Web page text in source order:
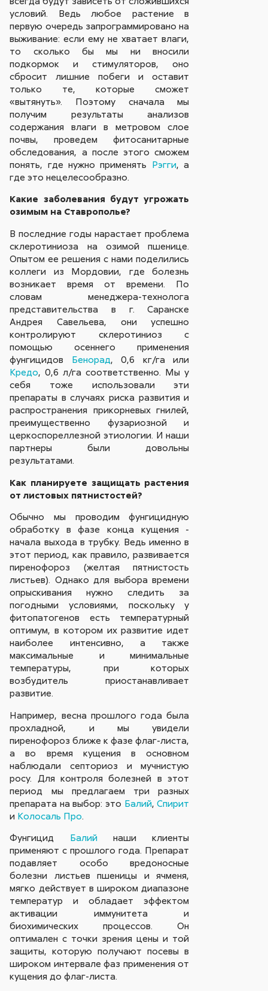
условий. Ведь любое растение в
первую очередь запрограммировано на
выживание: если ему не хватает влаги,
то сколько бы мы ни вносили
подкормок и стимуляторов, оно
сбросит лишние побеги и оставит
только те, которые сможет
«вытянуть». Поэтому сначала мы
получим результаты анализов
содержания влаги в метровом слое
почвы, проведем фитосанитарные
обследования, а после этого сможем
понять, где нужно применять Рэгги, а
где это нецелесообразно.
Какие заболевания будут угрожать
озимым на Ставрополье?
В последние годы нарастает проблема
склеротиниоза на озимой пшенице.
Опытом ее решения с нами поделились
коллеги из Мордовии, где болезнь
возникает время от времени. По
словам менеджера-технолога
представительства в г. Саранске
Андрея Савельева, они успешно
контролируют склеротиниоз с
помощью осеннего применения
фунгицидов Бенорад, 0,6 кг/га или
Кредо, 0,6 л/га соответственно. Мы у
себя тоже использовали эти
препараты в случаях риска развития и
распространения прикорневых гнилей,
преимущественно фузариозной и
церкоспореллезной этиологии. И наши
партнеры были довольны
результатами.
Как планируете защищать растения
от листовых пятнистостей?
Обычно мы проводим фунгицидную
обработку в фазе конца кущения -
начала выхода в трубку. Ведь именно в
этот период, как правило, развивается
пиренофороз (желтая пятнистость
листьев). Однако для выбора времени
опрыскивания нужно следить за
погодными условиями, поскольку у
фитопатогенов есть температурный
оптимум, в котором их развитие идет
наиболее интенсивно, а также
максимальные и минимальные
температуры, при которых
возбудитель приостанавливает
развитие.
Например, весна прошлого года была
прохладной, и мы увидели
пиренофороз ближе к фазе флаг-листа,
а во время кущения в основном
наблюдали септориоз и мучнистую
росу. Для контроля болезней в этот
период мы предлагаем три разных
препарата на выбор: это Балий,Спирит
и Колосаль Про.
Фунгицид Балийнаши клиенты
применяют с прошлого года. Препарат
подавляет особо вредоносные
болезни листьев пшеницы и ячменя,
мягко действует в широком диапазоне
температур и обладает эффектом
активации иммунитета и
биохимических процессов. Он
оптимален с точки зрения цены и той
защиты, которую получают посевы в
широком интервале фаз применения от
кущения до флаг-листа.